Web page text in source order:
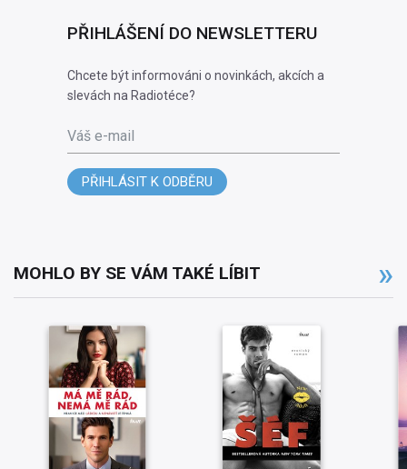
PŘIHLÁŠENÍ DO NEWSLETTERU
Chcete být informováni o novinkách, akcích a
slevách na Radiotéce?
Váš e-mail
PŘIHLÁSIT K ODBĚRU
MOHLO BY SE VÁM TAKÉ LÍBIT